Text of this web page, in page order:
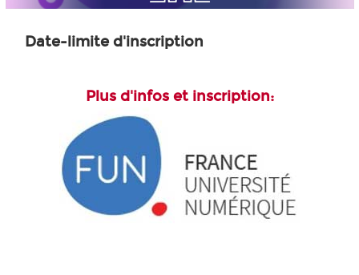
Date-limite d'inscription
Plus d'infos et inscription: